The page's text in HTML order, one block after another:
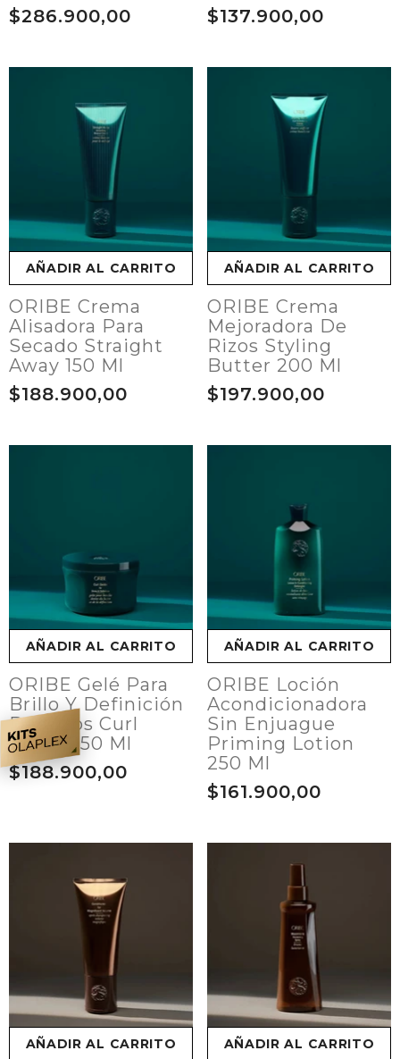
$286.900,00
$137.900,00
AÑADIR AL CARRITO
ORIBE Crema
Alisadora Para
Secado Straight
Away 150 Ml
$188.900,00
AÑADIR AL CARRITO
ORIBE Crema
Mejoradora De
Rizos Styling
Butter 200 Ml
$197.900,00
AÑADIR AL CARRITO
ORIBE Gelé Para
Brillo Y Definición
De Rizos Curl
Gelée 250 Ml
$188.900,00
AÑADIR AL CARRITO
ORIBE Loción
Acondicionadora
Sin Enjuague
Priming Lotion
250 Ml
$161.900,00
AÑADIR AL CARRITO AÑADIR AL CARRITO